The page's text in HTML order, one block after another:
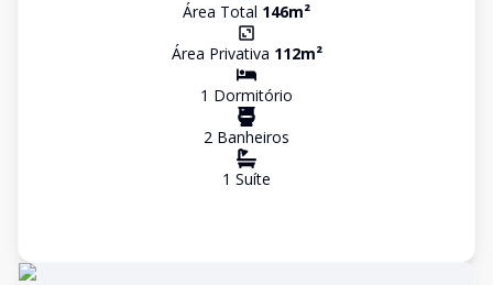
Área Total 146m²
Área Privativa 112m²
1 Dormitório
2 Banheiros
1 Suíte